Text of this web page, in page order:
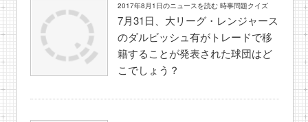
2017年8月1日のニュースを読む 時事問題クイズ
7月31日、大リーグ・レンジャース
のダルビッシュ有がトレードで移
籍することが発表された球団はど
こでしょう？